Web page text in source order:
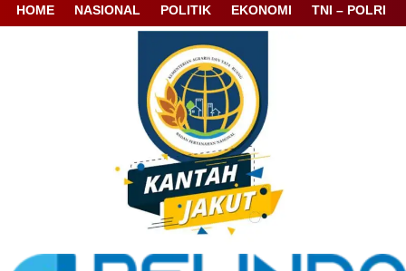
HOME NASIONAL POLITIK EKONOMI TNI – POLRI